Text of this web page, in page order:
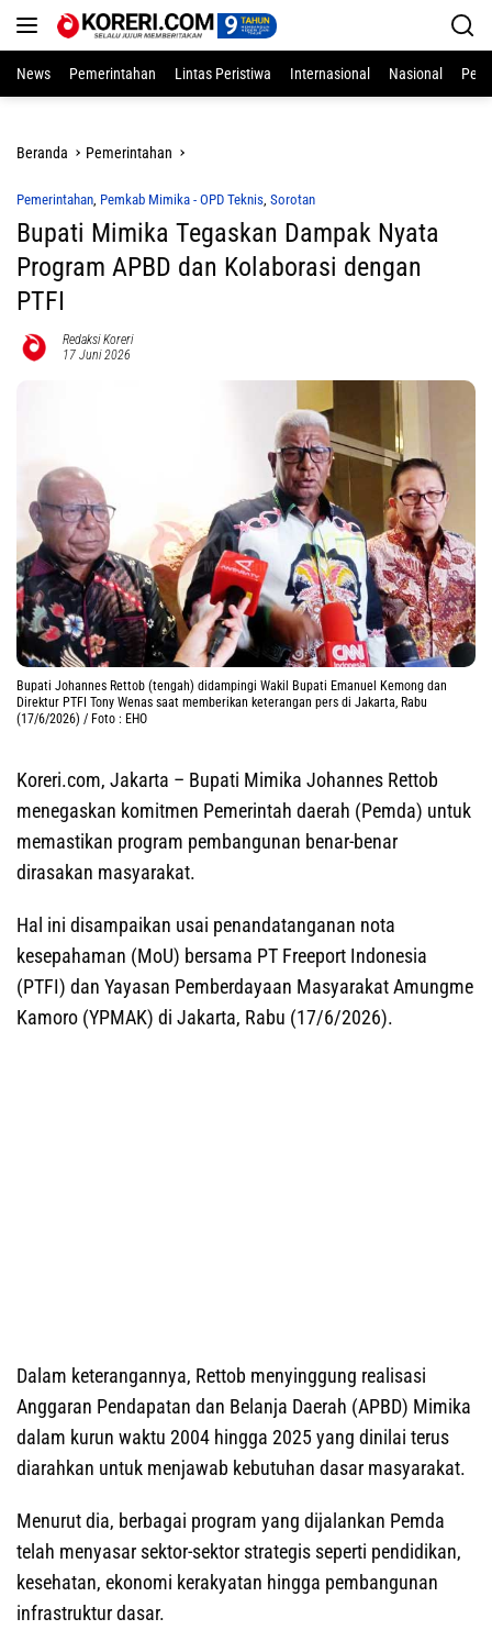
News
Pemerintahan Lintas Peristiwa Internasional Nasional
Beranda Pemerintahan
Pemerintahan, Pemkab Mimika - OPD Teknis, Sorotan
Bupati Mimika Tegaskan Dampak Nyata
Program APBD dan Kolaborasi dengan
PTFI
Redaksi Koreri
17 Juni 2026
Bupati Johannes Rettob (tengah) didampingi Wakil Bupati Emanuel Kemong dan
Direktur PTFI Tony Wenas saat memberikan keterangan pers di Jakarta, Rabu
(17/6/2026) / Foto : EHO
Koreri.com, Jakarta – Bupati Mimika Johannes Rettob
menegaskan komitmen Pemerintah daerah (Pemda) untuk
memastikan program pembangunan benar-benar
dirasakan masyarakat.
Hal ini disampaikan usai penandatanganan nota
kesepahaman (MoU) bersama PT Freeport Indonesia
(PTFI) dan Yayasan Pemberdayaan Masyarakat Amungme
Kamoro (YPMAK) di Jakarta, Rabu (17/6/2026).
Dalam keterangannya, Rettob menyinggung realisasi
Anggaran Pendapatan dan Belanja Daerah (APBD) Mimika
dalam kurun waktu 2004 hingga 2025 yang dinilai terus
diarahkan untuk menjawab kebutuhan dasar masyarakat.
Menurut dia, berbagai program yang dijalankan Pemda
telah menyasar sektor-sektor strategis seperti pendidikan,
kesehatan, ekonomi kerakyatan hingga pembangunan
infrastruktur dasar.